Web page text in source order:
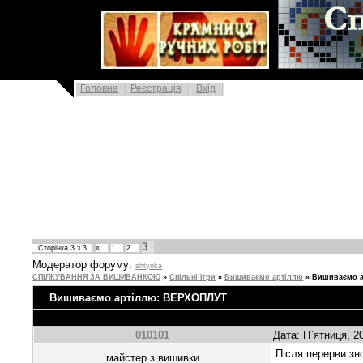
Головна Реєстрація Вхід
Сторінка3 з3 « 1 2
3
Модератор форуму:shtynka
СПІЛКУВАННЯ ЗА ВИШИВАНКОЮ » Спільні ігри » Вишиваємо артіллю » Вишиваємо
Вишиваємо артіллю: ВЕРХОПЛУТ
010101
Дата: П`ятниця,
майстер з вишивки
Після перерви